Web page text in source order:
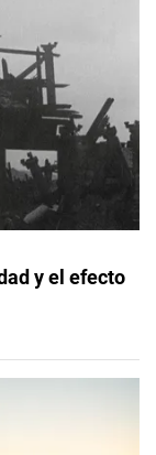
y el efecto